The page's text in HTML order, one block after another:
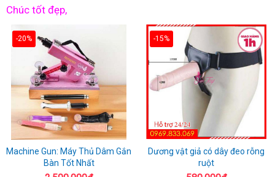
Chúc tốt đẹp,
-20%
Machine Gun: Máy Thủ Dâm Gắn
Bàn Tốt Nhất
-15%
Dương vật giả có dây đeo rỗng
ruột